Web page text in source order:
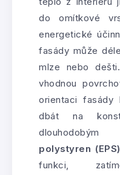
do omítkové
energetické
fasády může
mlze nebo
vhodnou
orientaci fasády
dbát na
polystyren (EPS)
funkci,